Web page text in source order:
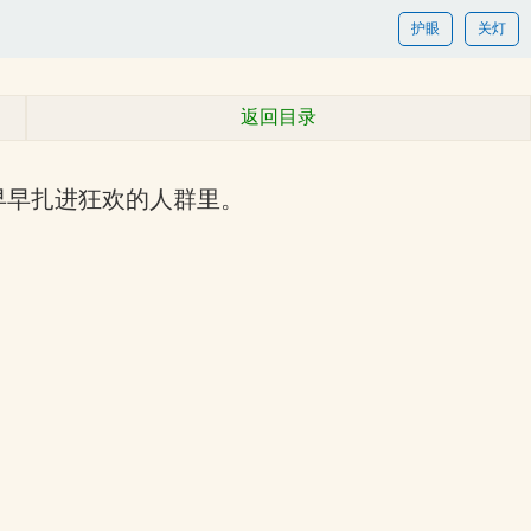
关灯
护眼
返回目录
扎进狂欢的人群里。